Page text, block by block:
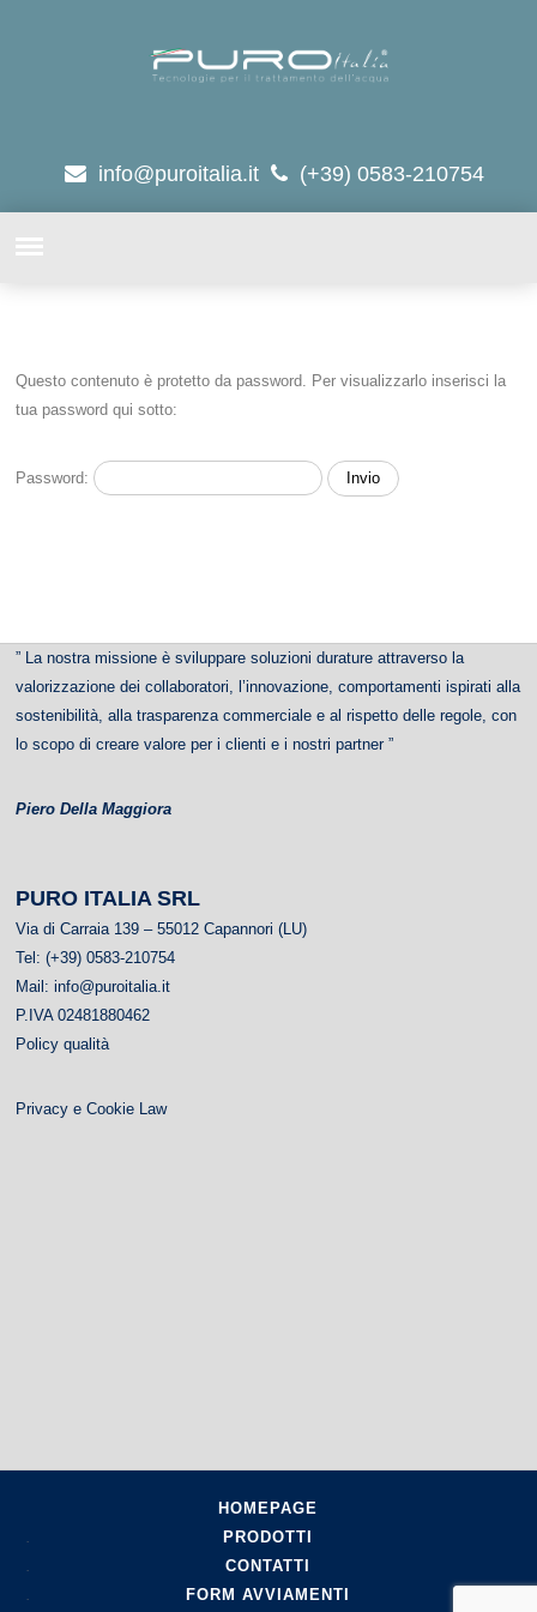
info@puroitalia.it (+39) 0583-210754
Questo contenuto è protetto da password. Per visualizzarlo inserisci la
tua password qui sotto:
Password:
” La nostra missione è sviluppare soluzioni durature attraverso la
valorizzazione dei collaboratori, l’innovazione, comportamenti ispirati alla
sostenibilità, alla trasparenza commerciale e al rispetto delle regole, con
lo scopo di creare valore per i clienti e i nostri partner ”
Piero Della Maggiora
PURO ITALIA SRL
Via di Carraia 139 – 55012 Capannori (LU)
Tel: (+39) 0583-210754
Mail:info@puroitalia.it
P.IVA 02481880462
Policy qualità
Privacy e Cookie Law
HOMEPAGE
PRODOTTI
CONTATTI
FORM AVVIAMENTI